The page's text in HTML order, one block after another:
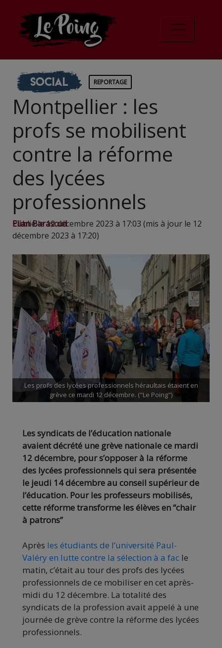
Social REPORTAGE
Montpellier : les
profs se mobilisent
contre la réforme
des lycées
professionnels
Elian Barascud
Publié le 12 décembre 2023 à 17:03 (mis à jour le 12
décembre 2023 à 17:20)
Les profs des lycées professionnels héraultais étaient en
grève ce mardi 12 décembre. ("Le Poing")
Les syndicats de l’éducation nationale
avaient décrété une grève nationale ce mardi
12 décembre, pour s’opposer à la réforme
des lycées professionnels qui sera présentée
le jeudi 14 décembre au conseil supérieur de
l’éducation. Pour les professeurs mobilisés,
cette réforme transforme les élèves en “chair
à patrons”
Après les étudiants de l’université Paul-
Valéry en lutte contre la sélection à a fac le
matin, c’était au tour des profs des lycées
professionnels de ce mobiliser en cet après-
midi du 12 décembre. La totalité des
syndicats de la profession avait appelé à une
journée de grève contre la réforme des lycées
professionnels.